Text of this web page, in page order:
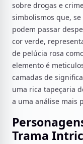
sobre drogas e
simbolismos que,
podem passar
cor verde,
de pelúcia rosa
elemento é
camadas de
uma rica tapeçaria
a uma análise mais
Trama